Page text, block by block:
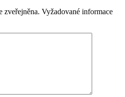
zveřejněna. Vyžadované informace